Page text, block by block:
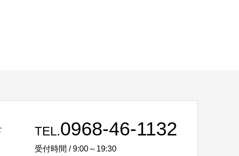
TEL.0968-46-1132
受付時間 / 9:00～19:30